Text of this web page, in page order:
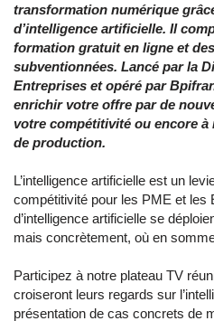
transformation numérique
d’intelligence artificielle. Il
formation gratuit en ligne et
subventionnées. Lancé par la
Entreprises et opéré par
enrichir votre offre par de
votre compétitivité ou encore
de production.
L’intelligence artificielle est un
compétitivité pour les PME et les
d’intelligence artificielle se
mais concrètement, où en
Participez à notre plateau TV
croiseront leurs regards sur
présentation de cas concrets de